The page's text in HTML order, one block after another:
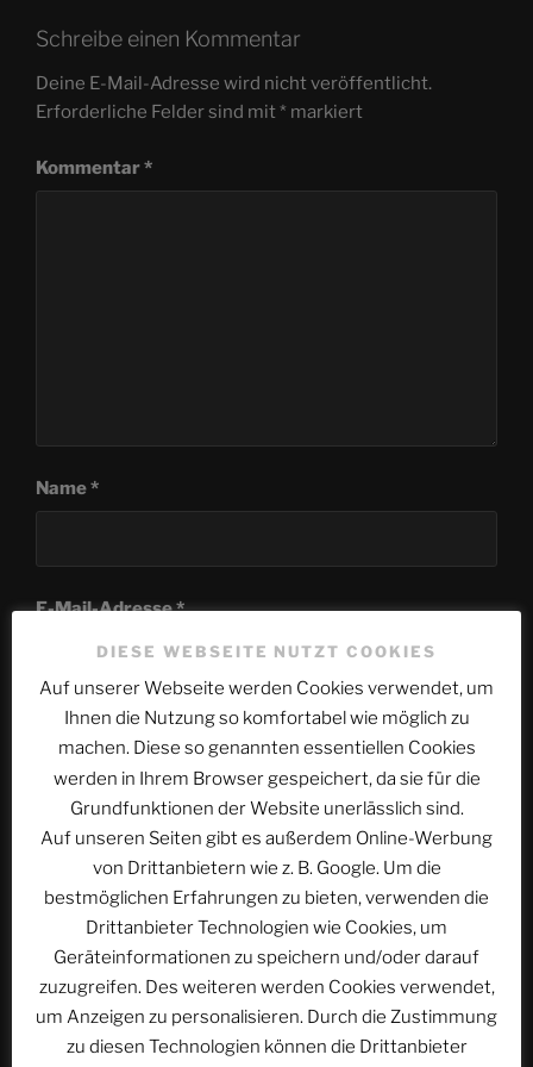
Schreibe einen Kommentar
Deine E-Mail-Adresse wird nicht veröffentlicht.
Erforderliche Felder sind mit* markiert
Kommentar*
Name*
E-Mail-Adresse*
Website
Name, E-Mail-Adresse und Website in diesem
Browser für meinen nächsten Kommentar speichern.
DIESE WEBSEITE NUTZT COOKIES
Auf unserer Webseite werden Cookies verwendet, um
Ihnen die Nutzung so komfortabel wie möglich zu
machen. Diese so genannten essentiellen Cookies
werden in Ihrem Browser gespeichert, da sie für die
Grundfunktionen der Website unerlässlich sind.
Auf unseren Seiten gibt es außerdem Online-Werbung
von Drittanbietern wie z. B. Google. Um die
bestmöglichen Erfahrungen zu bieten, verwenden die
Drittanbieter Technologien wie Cookies, um
Geräteinformationen zu speichern und/oder darauf
zuzugreifen. Des weiteren werden Cookies verwendet,
um Anzeigen zu personalisieren. Durch die Zustimmung
zu diesen Technologien können die Drittanbieter